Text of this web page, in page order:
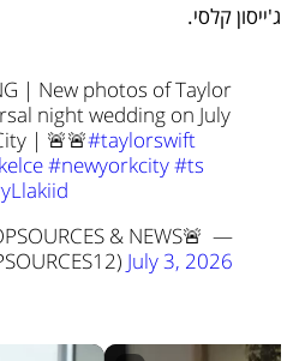
ג'ייסון קלסי.
| New photos of Taylor
night wedding on July
| 🚨🚨#taylorswift
#newyorkcity#ts
& NEWS🚨
July 3, 2026